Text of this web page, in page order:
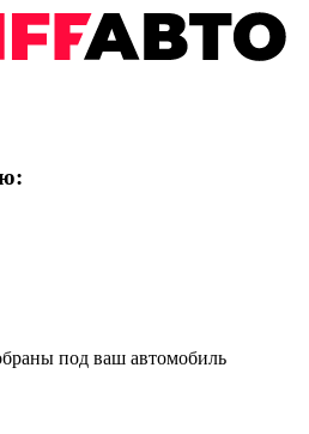
под ваш автомобиль